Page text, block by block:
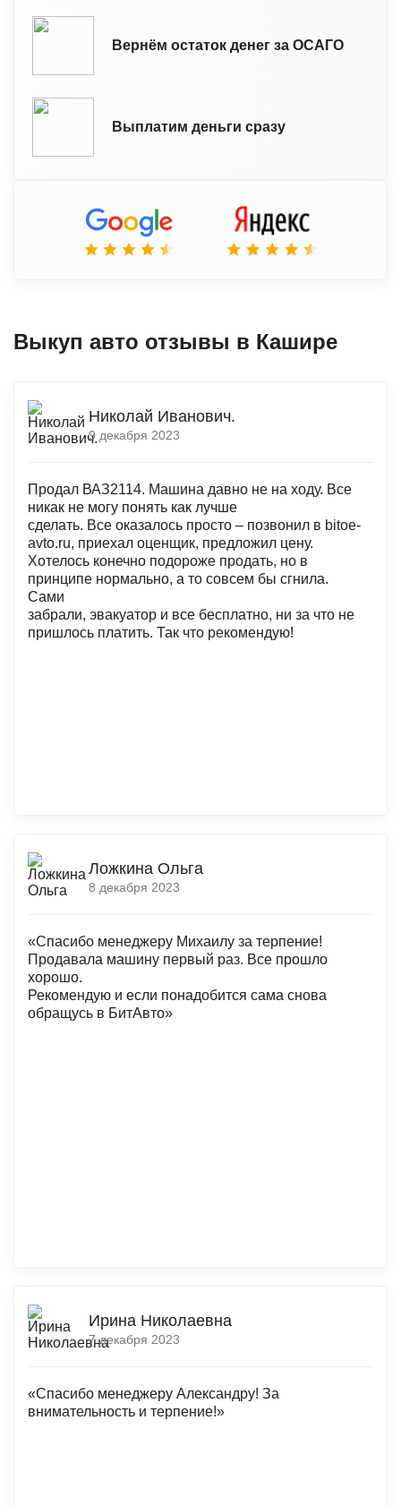
Вернём остаток денег за ОСАГО
Выплатим деньги сразу
Выкуп авто отзывы в Кашире
Николай Иванович.
9 декабря 2023
Продал ВАЗ2114. Машина давно не на ходу. Все
никак не могу понять как лучше
сделать. Все оказалось просто – позвонил в bitoe-
avto.ru, приехал оценщик, предложил цену.
Хотелось конечно подороже продать, но в
принципе нормально, а то совсем бы сгнила.
Сами
забрали, эвакуатор и все бесплатно, ни за что не
пришлось платить. Так что рекомендую!
Ложкина Ольга
8 декабря 2023
«Спасибо менеджеру Михаилу за терпение!
Продавала машину первый раз. Все прошло
хорошо.
Рекомендую и если понадобится сама снова
обращусь в БитАвто»
Ирина Николаевна
7 декабря 2023
«Спасибо менеджеру Александру! За
внимательность и терпение!»